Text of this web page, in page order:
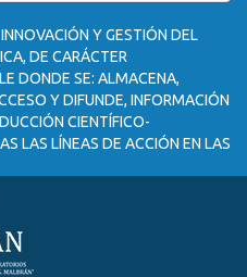
Y GESTIÓN DEL
DE CARÁCTER
DONDE SE: ALMACENA,
Y DIFUNDE, INFORMACIÓN
CIENTÍFICO-
LAS LÍNEAS DE ACCIÓN EN LAS